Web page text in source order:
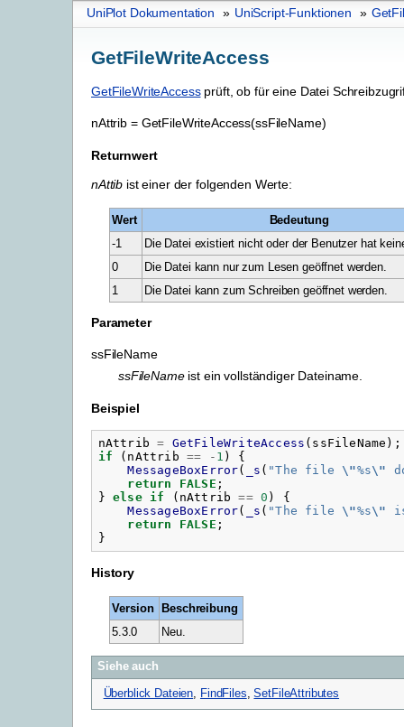
UniPlot Dokumentation » UniScript-Funktionen »
GetFileWriteAccess
GetFileWriteAccessprüft, ob für eine Datei
nAttrib = GetFileWriteAccess(ssFileName)
Returnwert
nAttib ist einer der folgenden Werte:
Wert
Bedeutung
-1
Die Datei existiert nicht oder der Benutzer hat
0
Die Datei kann nur zum Lesen geöffnet werden.
1
Die Datei kann zum Schreiben geöffnet werden.
Parameter
ssFileName
ssFileNameist ein vollständiger Dateiname.
Beispiel
nAttrib = GetFileWriteAccess ( ssFileName );
if
( nAttrib == - 1 )
{
MessageBoxError( _s ( "The file \"%s\"
return
FALSE ;
}
else if ( nAttrib == 0 )
{
MessageBoxError( _s ( "The file \"%s\"
return
FALSE ;
}
History
Version
Beschreibung
5.3.0
Neu.
Siehe auch
Überblick Dateien, FindFiles,SetFileAttributes